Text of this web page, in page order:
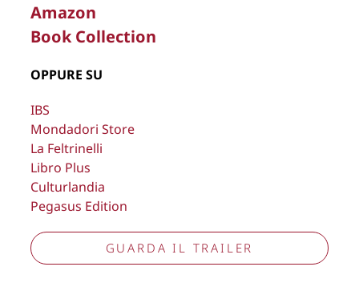
Amazon
Book Collection
OPPURE SU
IBS
Mondadori Store
La Feltrinelli
Libro Plus
Culturlandia
Pegasus Edition
GUARDA IL TRAILER